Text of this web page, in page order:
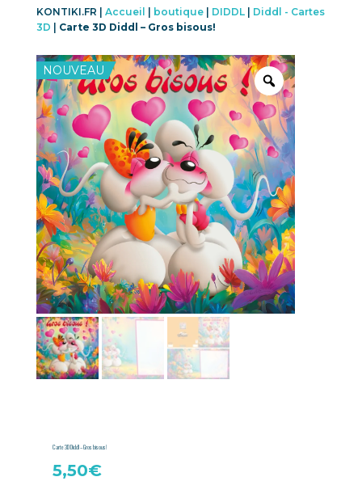
KONTIKI.FR | Accueil boutique| DIDDL| Diddl - Cartes
3D
Carte 3D Diddl – Gros bisous!
NOUVEAU
Carte 3D Diddl – Gros bisous!
5,50€